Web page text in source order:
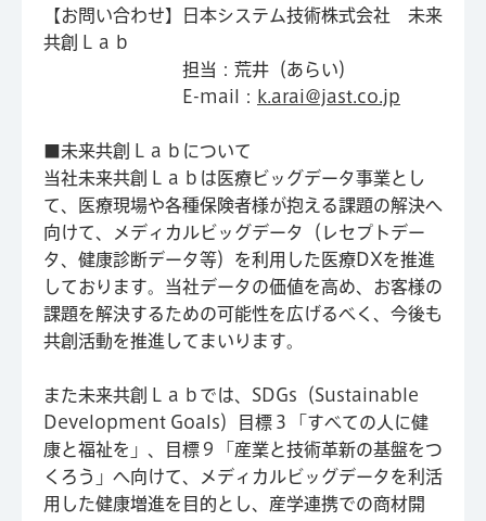
【お問い合わせ】日本システム技術株式会社 未来
共創Ｌａｂ
担当：荒井（あらい）
E-mail：
k.arai@jast.co.jp
■未来共創Ｌａｂについて
当社未来共創Ｌａｂは医療ビッグデータ事業とし
て、医療現場や各種保険者様が抱える課題の解決へ
向けて、メディカルビッグデータ（レセプトデー
タ、健康診断データ等）を利用した医療DXを推進
しております。当社データの価値を高め、お客様の
課題を解決するための可能性を広げるべく、今後も
共創活動を推進してまいります。
また未来共創Ｌａｂでは、SDGs（Sustainable
Development Goals）目標３「すべての人に健
康と福祉を」、目標９「産業と技術革新の基盤をつ
くろう」へ向けて、メディカルビッグデータを利活
用した健康増進を目的とし、産学連携での商材開